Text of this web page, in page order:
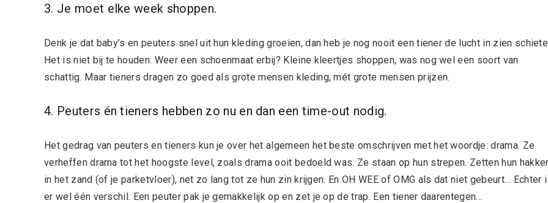
3. Je moet elke week shoppen.
Denk je dat baby’s en peuters snel uit hun kleding groeien, dan heb je nog nooit een tiener de lucht in zien
Het is niet bij te houden. Weer een schoenmaat erbij? Kleine kleertjes shoppen, was nog wel een soort van
schattig. Maar tieners dragen zo goed als grote mensen kleding, mét grote mensen prijzen.
4. Peuters én tieners hebben zo nu en dan een time-out nodig.
Het gedrag van peuters en tieners kun je over het algemeen het beste omschrijven met het woordje: drama. Ze
verheffen drama tot het hoogste level, zoals drama ooit bedoeld was. Ze staan op hun strepen. Zetten hun
in het zand (of je parketvloer), net zo lang tot ze hun zin krijgen. En OH WEE of OMG als dat niet gebeurt… Echter
er wel één verschil. Een peuter pak je gemakkelijk op en zet je op de trap. Een tiener daarentegen…